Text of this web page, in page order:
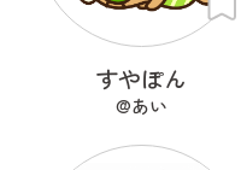
すやぽん
@あい